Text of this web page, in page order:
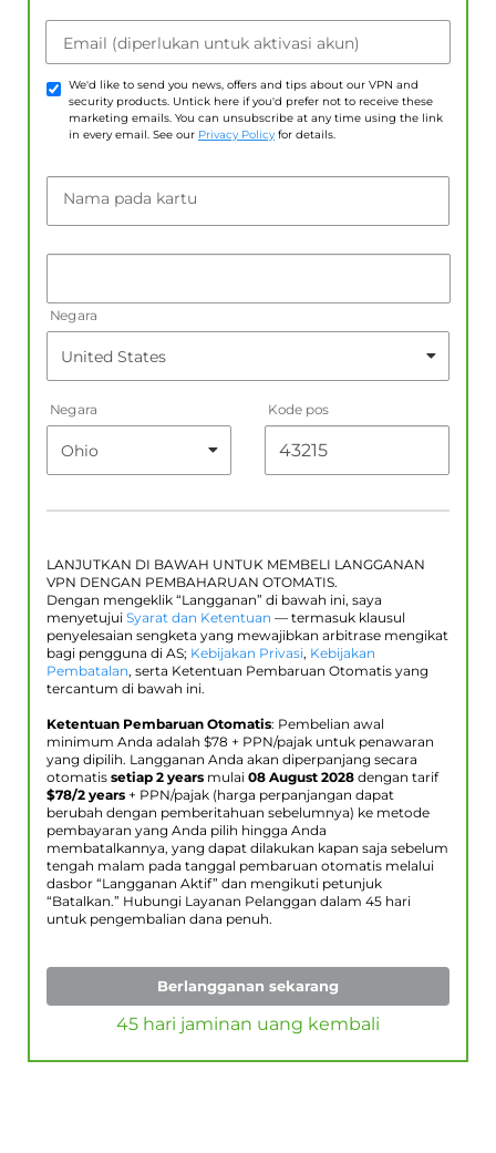
Email (diperlukan untuk aktivasi akun)
We'd like to send you news, offers and tips about our VPN and
security products. Untick here if you'd prefer not to receive these
marketing emails. You can unsubscribe at any time using the link
in every email. See our Privacy Policy for details.
Nama pada kartu
Negara
Negara Kode pos
LANJUTKAN DI BAWAH UNTUK MEMBELI LANGGANAN
VPN DENGAN PEMBAHARUAN OTOMATIS.
Dengan mengeklik “Langganan” di bawah ini, saya
menyetujui Syarat dan Ketentuan — termasuk klausul
penyelesaian sengketa yang mewajibkan arbitrase mengikat
bagi pengguna di AS; Kebijakan Privasi, Kebijakan
Pembatalan, serta Ketentuan Pembaruan Otomatis yang
tercantum di bawah ini.
Ketentuan Pembaruan Otomatis: Pembelian awal
minimum Anda adalah $78 + PPN/pajak untuk penawaran
yang dipilih. Langganan Anda akan diperpanjang secara
otomatis setiap 2 years mulai 08 August 2028 dengan tarif
$78/2 years + PPN/pajak (harga perpanjangan dapat
berubah dengan pemberitahuan sebelumnya) ke metode
pembayaran yang Anda pilih hingga Anda
membatalkannya, yang dapat dilakukan kapan saja sebelum
tengah malam pada tanggal pembaruan otomatis melalui
dasbor “Langganan Aktif” dan mengikuti petunjuk
“Batalkan.” Hubungi Layanan Pelanggan dalam 45 hari
untuk pengembalian dana penuh.
Berlangganan sekarang
45 hari jaminan uang kembali